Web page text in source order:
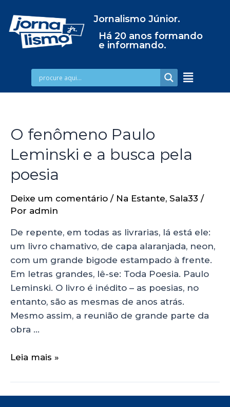
Jornalismo Júnior.
Há 20 anos formando
e informando.
O fenômeno Paulo
Leminski e a busca pela
poesia
Deixe um comentário / Na Estante, Sala33 /
Por admin
De repente, em todas as livrarias, lá está ele:
um livro chamativo, de capa alaranjada, neon,
com um grande bigode estampado à frente.
Em letras grandes, lê-se: Toda Poesia. Paulo
Leminski. O livro é inédito – as poesias, no
entanto, são as mesmas de anos atrás.
Mesmo assim, a reunião de grande parte da
obra …
Leia mais »